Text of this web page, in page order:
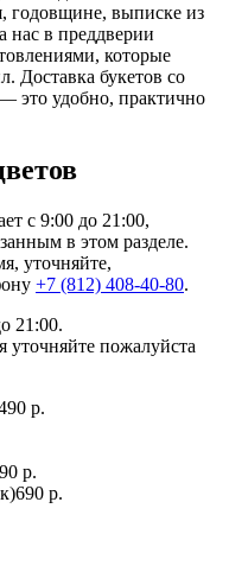
годовщине, выписке из
нас в преддверии
которые
Доставка букетов со
это удобно, практично
с 9:00 до 21:00,
в этом разделе.
уточняйте,
+7 (812) 408-40-80.
21:00.
уточняйте пожалуйста
р.
р.
690 р.